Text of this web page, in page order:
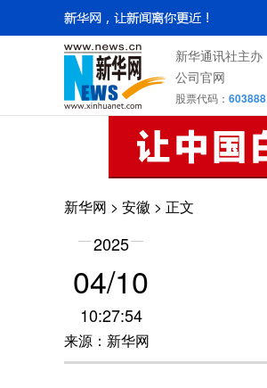
新华通讯社主办
公司官网
股票代码： 603888
新华网 > 安徽 > 正文
2025
04/10
10:27:54
来源：新华网